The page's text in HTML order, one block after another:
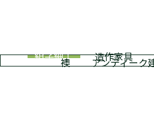
組子細工 造作家具
襖 アンティーク